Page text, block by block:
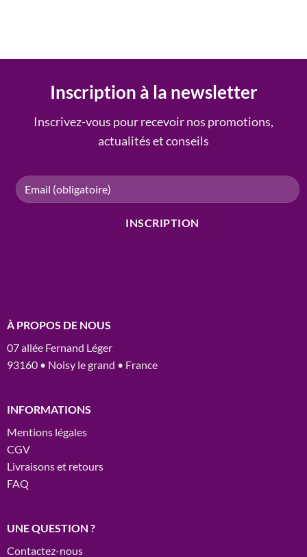
Inscription à la newsletter
Inscrivez-vous pour recevoir nos promotions,
actualités et conseils
À PROPOS DE NOUS
07 allée Fernand Léger
93160 • Noisy le grand • France
INFORMATIONS
Mentions légales
CGV
Livraisons et retours
FAQ
UNE QUESTION ?
Contactez-nous